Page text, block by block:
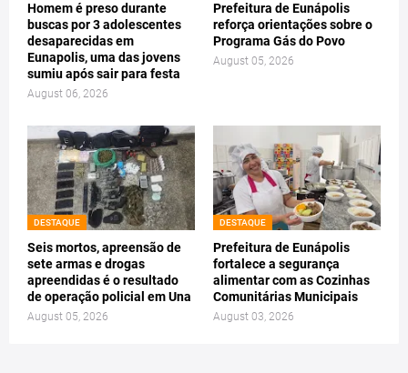
Homem é preso durante
buscas por 3 adolescentes
desaparecidas em
Eunapolis, uma das jovens
sumiu após sair para festa
August 06, 2026
Prefeitura de Eunápolis
reforça orientações sobre o
Programa Gás do Povo
August 05, 2026
DESTAQUE
Seis mortos, apreensão de
sete armas e drogas
apreendidas é o resultado
de operação policial em Una
August 05, 2026
DESTAQUE
Prefeitura de Eunápolis
fortalece a segurança
alimentar com as Cozinhas
Comunitárias Municipais
August 03, 2026